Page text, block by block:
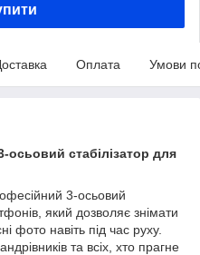
Оплата Умови
стабілізатор для
3-осьовий
який дозволяє знімати
фото навіть під час руху.
та всіх, хто прагне